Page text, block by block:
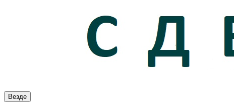
Везде